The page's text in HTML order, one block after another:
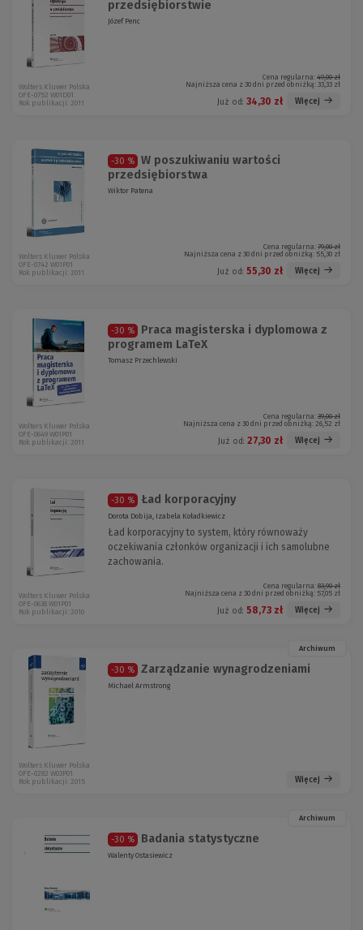
przedsiębiorstwie
Józef Penc
Cena regularna: 49,00 zł
Najniższa cena z 30 dni przed obniżką: 33,33 zł
Już od: 34,30 zł Więcej
Wolters Kluwer Polska
OFE-0752 W01D01
Rok publikacji: 2011
-30 %
W poszukiwaniu wartości
przedsiębiorstwa
Wiktor Patena
Cena regularna: 79,00 zł
Najniższa cena z 30 dni przed obniżką: 55,30 zł
Już od: 55,30 zł Więcej
Wolters Kluwer Polska
OFE-0742 W01P01
Rok publikacji: 2011
-30 %
Praca magisterska i dyplomowa z
programem LaTeX
Tomasz Przechlewski
Cena regularna: 39,00 zł
Najniższa cena z 30 dni przed obniżką: 26,52 zł
Już od: 27,30 zł Więcej
Wolters Kluwer Polska
OFE-0649 W01P01
Rok publikacji: 2011
-30 % Ład korporacyjny
Dorota Dobija, Izabela Koładkiewicz
Ład korporacyjny to system, który równoważy
oczekiwania członków organizacji i ich samolubne
zachowania.
Cena regularna: 83,90 zł
Najniższa cena z 30 dni przed obniżką: 57,05 zł
Już od: 58,73 zł Więcej
Wolters Kluwer Polska
OFE-0638 W01P01
Rok publikacji: 2010
Archiwum
-30 % Zarządzanie wynagrodzeniami
Michael Armstrong
Więcej
Wolters Kluwer Polska
OFE-0282 W03P01
Rok publikacji: 2015
Archiwum
-30 % Badania statystyczne
Walenty Ostasiewicz